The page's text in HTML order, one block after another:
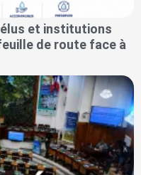
élus et institutions
de route face à